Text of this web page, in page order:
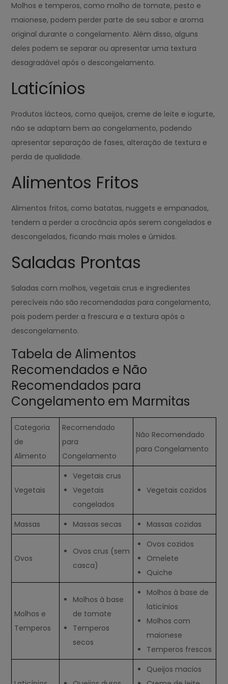
Molhos e temperos, como molho de tomate, pesto e
maionese, podem perder parte de seu sabor e aroma
original durante o congelamento. Além disso, alguns
deles podem se separar ou apresentar uma textura
desagradável após o descongelamento.
Laticínios
Produtos lácteos, como queijos, creme de leite e iogurte,
não se adaptam bem ao congelamento, podendo
apresentar separação de fases, alteração de textura e
perda de qualidade.
Alimentos Fritos
Alimentos fritos, como batatas, nuggets e empanados,
tendem a perder a crocância após serem congelados e
descongelados, ficando mais moles e úmidos.
Saladas Prontas
Saladas com molhos, vegetais crus e ingredientes
perecíveis não são recomendadas para congelamento,
pois podem perder a frescura e a textura após o
descongelamento.
Tabela de Alimentos
Recomendados e Não
Recomendados para
Congelamento em Marmitas
Categoria
de
Alimento
Recomendado
para
Congelamento
Não Recomendado
para Congelamento
Vegetais
Vegetais crus
Vegetais
congelados
Vegetais cozidos
Massas Massas secas Massas cozidas
Ovos
Ovos crus (sem
casca)
Ovos cozidos
Omelete
Quiche
Molhos e
Temperos
Molhos à base
de tomate
Temperos
secos
Molhos à base de
laticínios
Molhos com
maionese
Temperos frescos
Queijos macios